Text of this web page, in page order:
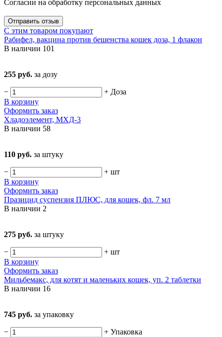
Согласии на обработку персональных данных
Отправить отзыв
С этим товаром покупают
Рабифел, вакцина против бешенства кошек доза, 1 флакон
В наличии 101
255 руб. за дозу
− + Доза
В корзину
Оформить заказ
Хладоэлемент, МХД-3
В наличии 58
110 руб. за штуку
− + шт
В корзину
Оформить заказ
Празицид суспензия ПЛЮС, для кошек, фл. 7 мл
В наличии 2
275 руб. за штуку
− + шт
В корзину
Оформить заказ
Мильбемакс, для котят и маленьких кошек, уп. 2 таблетки
В наличии 16
745 руб. за упаковку
− + Упаковка